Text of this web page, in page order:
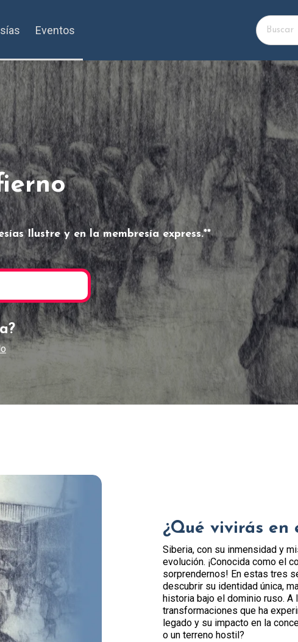
Eventos
Ilustre y en la membresía express.**
¿Qué vivirás en
Siberia, con su inmensidad y
evolución. ¡Conocida como el
sorprendernos! En estas tres
descubrir su identidad única,
historia bajo el dominio ruso.
transformaciones que ha
legado y su impacto en la
o un terreno hostil?